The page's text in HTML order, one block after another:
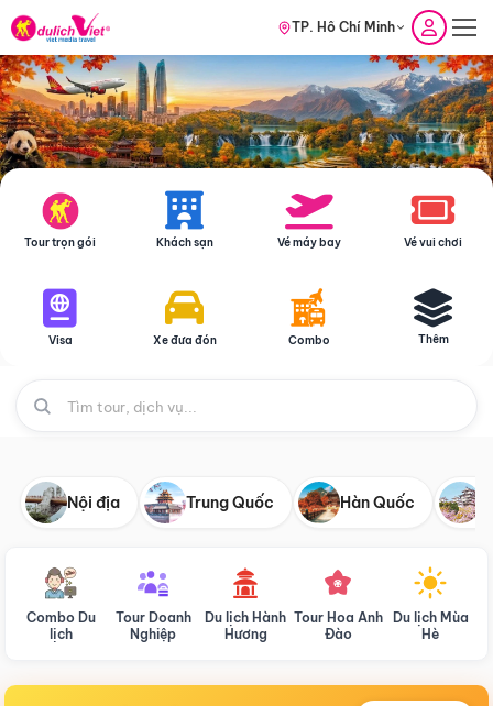
TP. Hồ Chí Minh
Tour trọn gói Khách sạn Vé máy bay Vé vui chơi
Visa Xe đưa đón Combo Thêm
Nội địa Trung Quốc Hàn Quốc
Combo Du
lịch
Tour Doanh
Nghiệp
Du lịch Hành
Hương
Tour Hoa Anh
Đào
Du lịch Mùa
Hè